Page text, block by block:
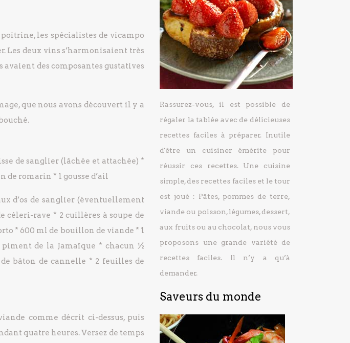
les spécialistes de vicampo
Les deux vins s’harmonisaient très
avaient des composantes gustatives
que nous avons découvert il y a
de sanglier (lâchée et attachée) *
romarin * 1 gousse d’ail
d’os de sanglier (éventuellement
céleri-rave * 2 cuillères à soupe de
* 600 ml de bouillon de viande * 1
de la Jamaïque * chacun ½
bâton de cannelle * 2 feuilles de
comme décrit ci-dessus, puis
quatre heures. Versez de temps
Rassurez-vous, il est possible de
régaler la tablée avec de délicieuses
recettes faciles à préparer. Inutile
d'être un cuisiner émérite pour
réussir ces recettes. Une cuisine
simple, des recettes faciles et le tour
est joué : Pâtes, pommes de terre,
viande ou poisson, légumes, dessert,
aux fruits ou au chocolat, nous vous
proposons une grande variété de
recettes faciles. Il n’y a qu’à
demander.
Saveurs du monde